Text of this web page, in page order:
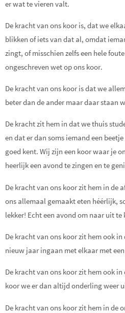
er wat te vieren valt.
De kracht van ons koor is, dat we
blikken of iets van dat al, omdat
zingt, of misschien zelfs een hele
ongeschreven wet op ons koor.
De kracht van ons koor is dat we
beter dan de ander maar daar staan
De kracht zit hem in dat we thuis
en dat er dan soms iemand een
goed kent. Wij zijn een koor waar je
heerlijk een avond te zingen en te
De kracht van ons koor zit hem in de
ons allemaal gemaakt eten héérlijk,
lekker! Echt een avond om naar uit te
De kracht van ons koor zit hem ook
nieuw jaar ingaan met elkaar met
De kracht van ons koor zit hem ook
koor we er dan altijd onderling weer
De kracht van ons koor zit hem in de